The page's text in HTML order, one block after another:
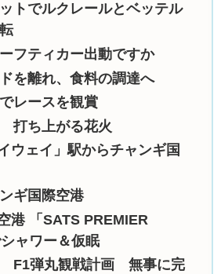
トでルクレールとベッテル
フティカー出動ですか
を離れ、食料の調達へ
レースを観賞
打ち上がる花火
ウェイ」駅からチャンギ国
ギ国際空港
港 「SATS PREMIER
ャワー＆仮眠
F1弾丸観戦計画 無事に完